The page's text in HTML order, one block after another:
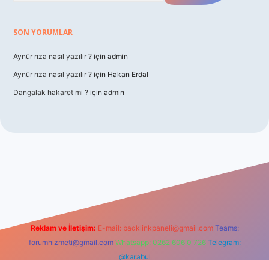
SON YORUMLAR
Aynür rıza nasıl yazılır ? için admin
Aynür rıza nasıl yazılır ? için Hakan Erdal
Dangalak hakaret mi ? için admin
Reklam ve İletişim: E-mail: backlinkpaneli@gmail.com Teams:
forumhizmeti@gmail.com Whatsapp: 0262 606 0 726 Telegram:
@karabul